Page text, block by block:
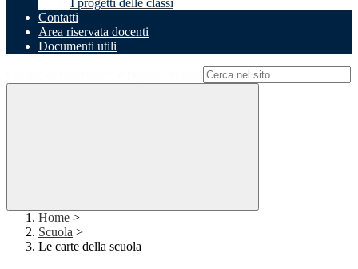
I progetti delle classi
Contatti
Area riservata docenti
Documenti utili
Home >
Scuola >
Le carte della scuola